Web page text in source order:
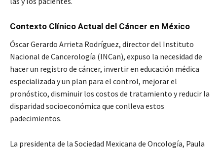
Contexto Clínico Actual del Cáncer en México
Óscar Gerardo Arrieta Rodríguez, director del Instituto
Nacional de Cancerología (INCan), expuso la necesidad de
hacer un registro de cáncer, invertir en educación médica
especializada y un plan para el control, mejorar el
pronóstico, disminuir los costos de tratamiento y reducir la
disparidad socioeconómica que conlleva estos
padecimientos.
La presidenta de la Sociedad Mexicana de Oncología, Paula